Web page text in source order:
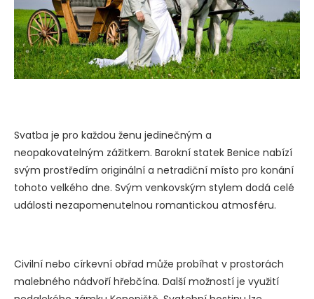
Svatba je pro každou ženu jedinečným a
neopakovatelným zážitkem. Barokní statek Benice nabízí
svým prostředím originální a netradiční místo pro konání
tohoto velkého dne. Svým venkovským stylem dodá celé
události nezapomenutelnou romantickou atmosféru.
Civilní nebo církevní obřad může probíhat v prostorách
malebného nádvoří hřebčína. Další možností je využití